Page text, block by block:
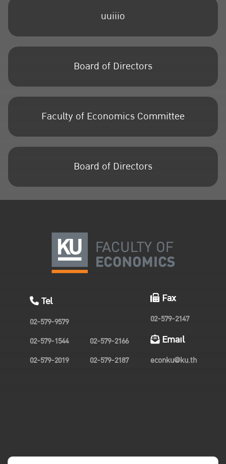
uuiiio
Board of Directors
Faculty of Economics Committee
Board of Directors
Tel
02-579-9579
02-579-1544
02-579-2019
02-579-2166
02-579-2187
Fax
02-579-2147
Email
econku@ku.th